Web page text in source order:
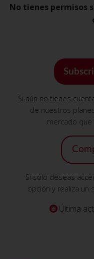
No tienes permisos
Si aún no tienes
de nuestros
mercado
Si sólo deseas
opción y realiza un
Última